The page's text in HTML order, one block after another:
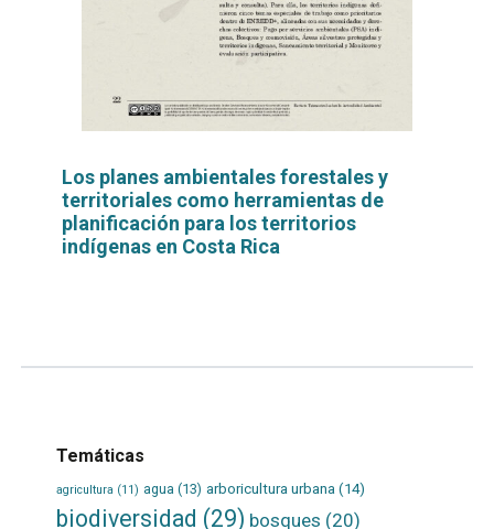
Los planes ambientales forestales y
territoriales como herramientas de
planificación para los territorios
indígenas en Costa Rica
Temáticas
agricultura (11) agua (13) arboricultura urbana (14)
biodiversidad (29) bosques (20)